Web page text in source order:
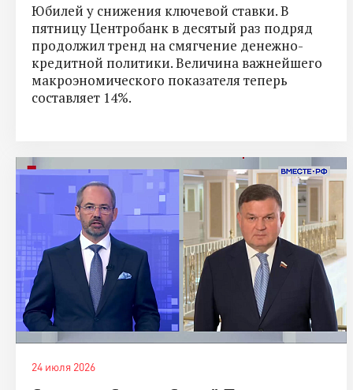
Юбилей у снижения ключевой ставки. В
пятницу Центробанк в десятый раз подряд
продолжил тренд на смягчение денежно-
кредитной политики. Величина важнейшего
макроэномического показателя теперь
составляет 14%.
24 июля 2026